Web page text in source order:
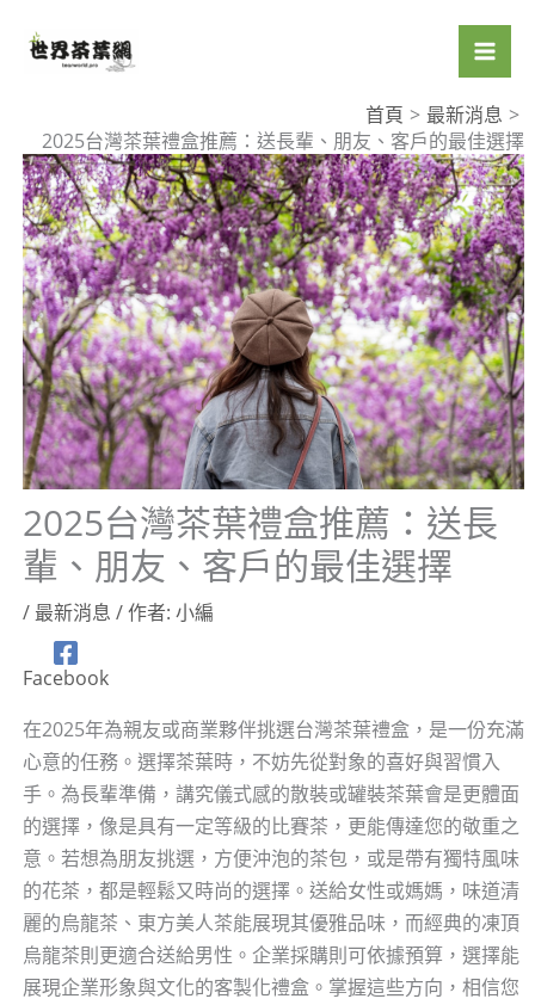
首頁
最新消息
2025台灣茶葉禮盒推薦：送長輩、朋友、客戶的最佳選擇
2025台灣茶葉禮盒推薦：送長
輩、朋友、客戶的最佳選擇
/ 最新消息 / 作者: 小編
Facebook
在2025年為親友或商業夥伴挑選台灣茶葉禮盒，是一份充滿
心意的任務。選擇茶葉時，不妨先從對象的喜好與習慣入
手。為長輩準備，講究儀式感的散裝或罐裝茶葉會是更體面
的選擇，像是具有一定等級的比賽茶，更能傳達您的敬重之
意。若想為朋友挑選，方便沖泡的茶包，或是帶有獨特風味
的花茶，都是輕鬆又時尚的選擇。送給女性或媽媽，味道清
麗的烏龍茶、東方美人茶能展現其優雅品味，而經典的凍頂
烏龍茶則更適合送給男性。企業採購則可依據預算，選擇能
展現企業形象與文化的客製化禮盒。掌握這些方向，相信您